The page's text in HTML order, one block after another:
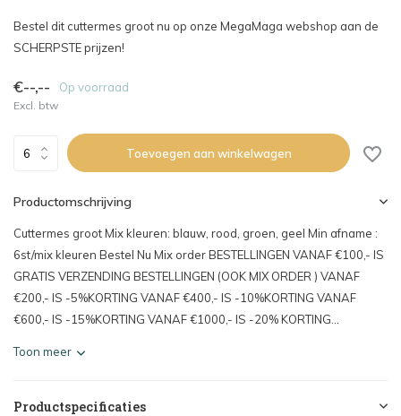
Bestel dit cuttermes groot nu op onze MegaMaga webshop aan de
SCHERPSTE prijzen!
€--,-- Op voorraad
Excl. btw
Toevoegen aan winkelwagen
Productomschrijving
Cuttermes groot Mix kleuren: blauw, rood, groen, geel Min afname :
6st/mix kleuren Bestel Nu Mix order BESTELLINGEN VANAF €100,- IS
GRATIS VERZENDING BESTELLINGEN (OOK MIX ORDER ) VANAF
€200,- IS -5%KORTING VANAF €400,- IS -10%KORTING VANAF
€600,- IS -15%KORTING VANAF €1000,- IS -20% KORTING...
Toon meer
Productspecificaties